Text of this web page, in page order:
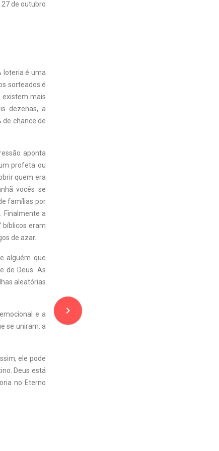
27 de outubro
loteria é uma
sorteados é
existem mais
dezenas, a
de chance de
aponta
profeta ou
quem era
vocês se
famílias por
Finalmente a
bíblicos eram
de azar.
alguém que
de Deus. As
aleatórias
e a
se uniram: a
ele pode
Deus está
no Eterno
navigate_next